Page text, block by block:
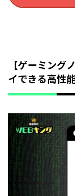
【ゲーミング
イできる高性